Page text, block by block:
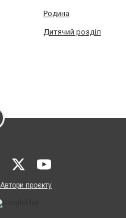
Родина
Дитячий розділ
Автори проєкту